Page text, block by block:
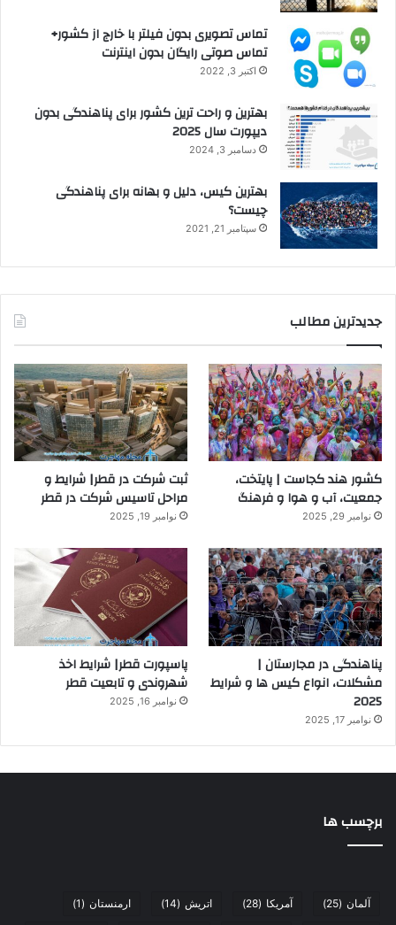
تماس تصویری بدون فیلتر با خارج از کشور+
تماس صوتی رایگان بدون اینترنت
اکتبر 3, 2022
بهترین و راحت ترین کشور برای پناهندگی بدون
دیپورت سال 2025
دسامبر 3, 2024
بهترین کیس، دلیل و بهانه برای پناهندگی
چیست؟
سپتامبر 21, 2021
جدیدترین مطالب
کشور هند کجاست | پایتخت،
جمعیت، آب و هوا و فرهنگ
نوامبر 29, 2025
ثبت شرکت در قطر| شرایط و
مراحل تاسیس شرکت در قطر
نوامبر 19, 2025
پناهندگی در مجارستان |
مشکلات، انواع کیس ها و شرایط
2025
نوامبر 17, 2025
پاسپورت قطر| شرایط اخذ
شهروندی و تابعیت قطر
نوامبر 16, 2025
برچسب ها
آلمان (25) آمریکا (28) اتریش (14) ارمنستان (1)